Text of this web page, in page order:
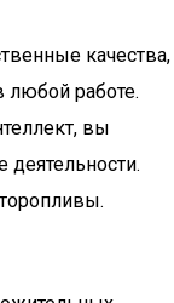
качества,
любой работе.
вы
деятельности.